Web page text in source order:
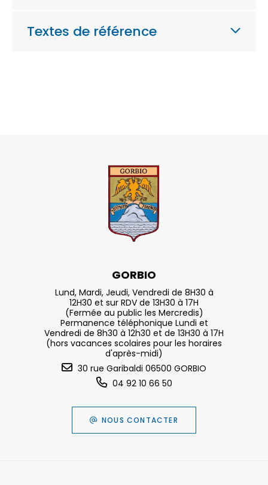
Textes de référence
GORBIO
Lund, Mardi, Jeudi, Vendredi de 8H30 à
12H30 et sur RDV de 13H30 à 17H
(Fermée au public les Mercredis)
Permanence téléphonique Lundi et
Vendredi de 8h30 à 12h30 et de 13H30 à 17H
(hors vacances scolaires pour les horaires
d'après-midi)
30 rue Garibaldi 06500 GORBIO
04 92 10 66 50
NOUS CONTACTER